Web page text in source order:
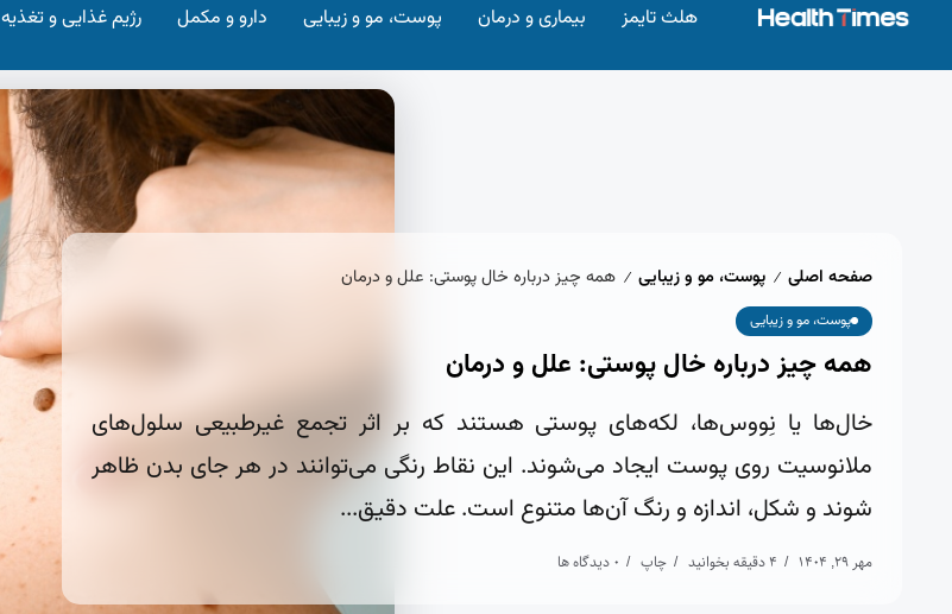
هلث تایمز بیماری و درمان پوست، مو و زیبایی دارو و مکمل رژیم غذایی و تغذیه
صفحه اصلی / پوست، مو و زیبایی / همه چیز درباره خال پوستی: علل و درمان
پوست، مو و زیبایی
همه چیز درباره خال پوستی: علل و درمان
خال‌ها یا نِووس‌ها، لکه‌های پوستی هستند که بر اثر تجمع غیرطبیعی سلول‌های
ملانوسیت روی پوست ایجاد می‌شوند. این نقاط رنگی می‌توانند در هر جای بدن ظاهر
شوند و شکل، اندازه و رنگ آن‌ها متنوع است. علت دقیق...
مهر 29, 1404 4 دقیقه بخوانید چاپ 0 دیدگاه ها